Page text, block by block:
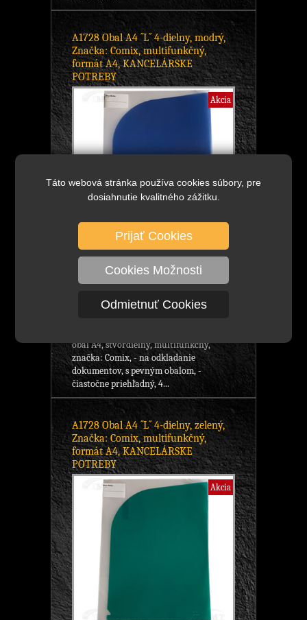
Táto webová stránka používa cookies súbory, pre
dosiahnutie kvalitného zážitku.
Prijať Cookies
Cookies Možnosti
Odmietnuť Cookies
A1728 Obal A4 ´´L´´ 4-dielny, modrý,
Značka: Comix, multifunkčný,
formát A4, KANCELÁRSKE
POTREBY
Akcia
2,06 €bez DPH
2,53 €s DPH
1,58 €s DPH
obal A4, štvordielny, multifunkčný,
značka: Comix, - na odkladanie
dokumentov, s pevným obalom, -
čiastočne priehľadný, 4...
A1728 Obal A4 ´´L´´ 4-dielny, zelený,
Značka: Comix, multifunkčný,
formát A4, KANCELÁRSKE
POTREBY
Akcia